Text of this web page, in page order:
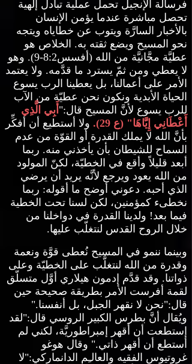
فرسالة الإنجيل تحمل عملية تبادل إلهية
تحصل مباشرة عندما يؤمن الإنسان
بالأخبار السارَّة ويتوب عن خطاياه ويتجه
نحو المسيح ويضع ثقته به. الخلاص هو
عطيَّة مجَّانيَّة من الله ( أفسس8:2-9).
وهو
لا يعطي ومن ثمّ يسترد ما قدَّمه. ولا يعتمد
الأمر على أعمالنا، بل يعطينا الرب يسوع
الحياة الأبدية ونكون نحن عطيّة من الآب
للرب يسوع لأنَّ المسيح قال:" أَبِي الَّذِي
أَعْطَانِي إِيَّاهَا" (ع 29).
ولا أستطيع أن أفكِّر
بأنَّ الله لا يملك القدرة أو القوّة من عدم
السماح للشيطان بأن يأخذني منه. ربما
أبعد قليلاً وأقع في الخطيّة، لكنّ المولود
من الله يعود ويرجع لأنَّه يريد أن يرضي
الذي أحبه. دعوني أوضح ما أقوله: ربما
نخطىء كمؤمنين، لكن لسنا تحت الخطية
فيما بعد! ولدينا القدرة في دواخلنا من
خلال الروح القدس لنتغلّب عليها.
وبينما ننمو في المسيح نُعطى قوَّة ونعمة
وقدرة من الله لنتغلَّب على الخطيّة وعلى
ذواتنا. وقد قدَّم إدمون هيلاري أوَّل متسلّق
لقمة أفرست الأمر بطريقة صحيحة حين
قال:"نحن لا نقهر الجبل، بل أنفسنا."
ويُقال أنَّ بطرس الكبير الروسي قال:"لقد
إستطعت أن أقهر إمبراطوريَّة، لكني لم
أستطع أن أقهر ذاتي." وقال هوغو
غروتيوس الفقيه والعالـِم الدانماركي:"لا